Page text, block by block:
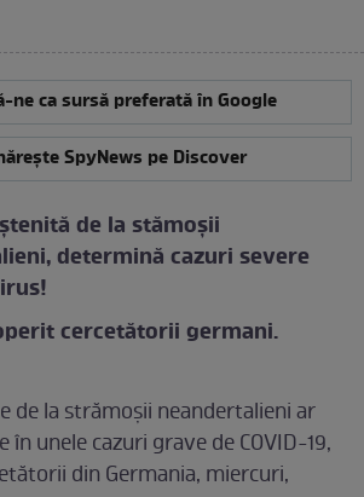
ne ca sursă preferată în Google
SpyNews pe Discover
de la stămoșii
determină cazuri severe
cercetătorii germani.
de la strămoșii neandertalieni ar
unele cazuri grave de COVID-19,
din Germania, miercuri,